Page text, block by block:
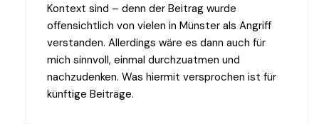
Kontext sind – denn der Beitrag wurde
offensichtlich von vielen in Münster als Angriff
verstanden. Allerdings wäre es dann auch für
mich sinnvoll, einmal durchzuatmen und
nachzudenken. Was hiermit versprochen ist für
künftige Beiträge.